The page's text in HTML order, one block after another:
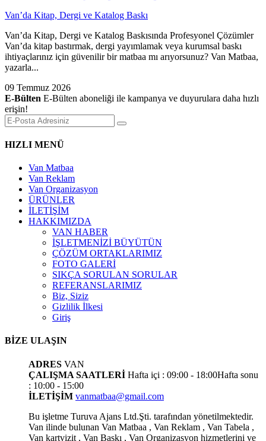
Van’da Kitap, Dergi ve Katalog Baskı
Van’da Kitap, Dergi ve Katalog Baskısında Profesyonel Çözümler
Van’da kitap bastırmak, dergi yayımlamak veya kurumsal baskı
ihtiyaçlarınız için güvenilir bir matbaa mı arıyorsunuz? Van Matbaa,
yazarla...
09 Temmuz 2026
E-Bülten E-Bülten aboneliği ile kampanya ve duyurulara daha hızlı
erişin!
HIZLI MENÜ
Van Matbaa
Van Reklam
Van Organizasyon
ÜRÜNLER
İLETİŞİM
HAKKIMIZDA
VAN HABER
İŞLETMENİZİ BÜYÜTÜN
ÇÖZÜM ORTAKLARIMIZ
FOTO GALERİ
SIKÇA SORULAN SORULAR
REFERANSLARIMIZ
Biz, Siziz
Gizlilik İlkesi
Giriş
BİZE ULAŞIN
ADRES VAN
ÇALIŞMA SAATLERİ Hafta içi : 09:00 - 18:00Hafta sonu
: 10:00 - 15:00
İLETİŞİM vanmatbaa@gmail.com
Bu işletme Turuva Ajans Ltd.Şti. tarafından yönetilmektedir.
Van ilinde bulunan Van Matbaa , Van Reklam , Van Tabela ,
Van kartvizit , Van Baskı , Van Organizasyon hizmetlerini ve